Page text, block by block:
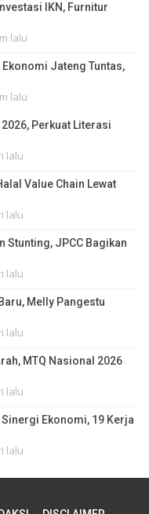
IKN, Furnitur
lalu
Jateng Tuntas,
lalu
Perkuat Literasi
lalu
Value Chain Lewat
lalu
Stunting, JPCC Bagikan
lalu
Melly Pangestu
lalu
MTQ Nasional 2026
lalu
Ekonomi, 19 Kerja
lalu